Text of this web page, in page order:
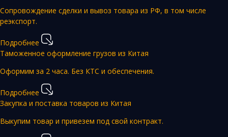
Сопровождение сделки и вывоз товара из РФ, в том числе
реэкспорт.
Подробнее
Таможенное оформление грузов из Китая
Оформим за 2 часа. Без КТС и обеспечения.
Подробнее
Закупка и поставка товаров из Китая
Выкупим товар и привезем под свой контракт.